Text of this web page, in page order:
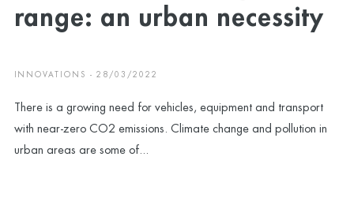
range: an urban necessity
INNOVATIONS - 28/03/2022
There is a growing need for vehicles, equipment and transport
with near-zero CO2 emissions. Climate change and pollution in
urban areas are some of...